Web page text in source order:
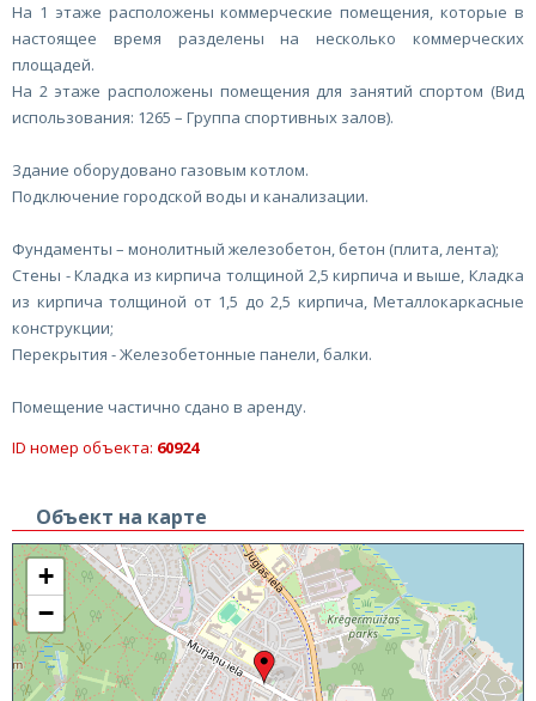
На 1 этаже расположены коммерческие помещения, которые в
настоящее время разделены на несколько коммерческих
площадей.
На 2 этаже расположены помещения для занятий спортом (Вид
использования: 1265 – Группа спортивных залов).
Здание оборудовано газовым котлом.
Подключение городской воды и канализации.
Фундаменты – монолитный железобетон, бетон (плита, лента);
Стены - Кладка из кирпича толщиной 2,5 кирпича и выше, Кладка
из кирпича толщиной от 1,5 до 2,5 кирпича, Металлокаркасные
конструкции;
Перекрытия - Железобетонные панели, балки.
Помещение частично сдано в аренду.
ID номер объекта: 60924
Объект на карте
+
−